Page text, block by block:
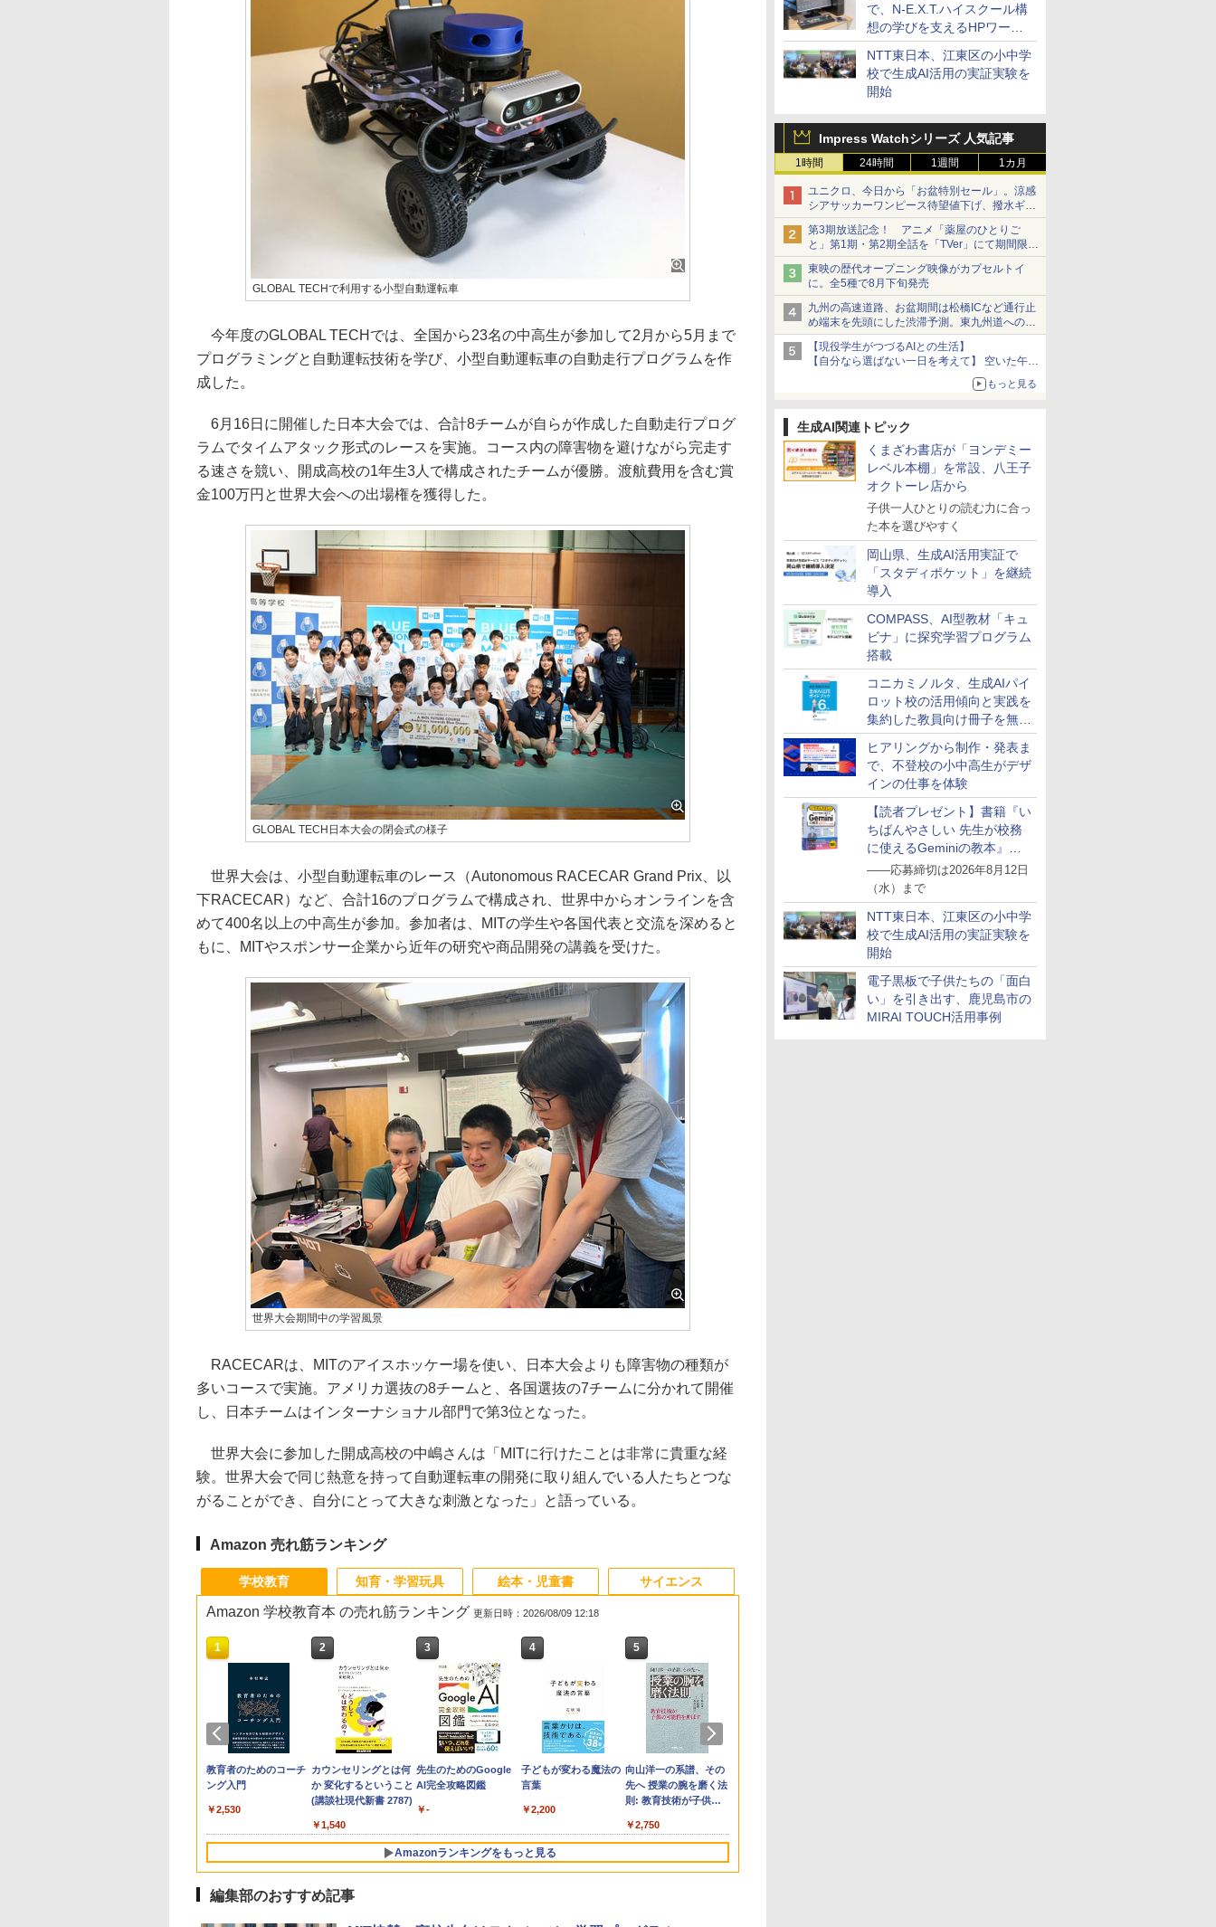
で、N-E.X.T.ハイスクール構
想の学びを支えるHPワーク
ステーション
NTT東日本、江東区の小中学
校で生成AI活用の実証実験を
開始
Impress Watchシリーズ 人気記事
1時間 24時間 1週間 1カ月
ユニクロ、今日から「お盆特別セール」。涼感
シアサッカーワンピース待望値下げ、撥水ギア
ショーツは1990円に
第3期放送記念！ アニメ「薬屋のひとりご
と」第1期・第2期全話を「TVer」にて期間限定
で順次無料配信開始
東映の歴代オープニング映像がカプセルトイ
に。全5種で8月下旬発売
九州の高速道路、お盆期間は松橋ICなど通行止
め端末を先頭にした渋滞予測。東九州道への迂
回は料金調整を実施
【現役学生がつづるAIとの生活】
【自分なら選ばない一日を考えて】 空いた午後
をチャッピーに捧げたら、思わぬ絶景に出会っ
もっと見る
生成AI関連トピック
くまざわ書店が「ヨンデミー
レベル本棚」を常設、八王子
オクトーレ店から
子供一人ひとりの読む力に合っ
た本を選びやすく
岡山県、生成AI活用実証で
「スタディポケット」を継続
導入
COMPASS、AI型教材「キュ
ビナ」に探究学習プログラム
搭載
コニカミノルタ、生成AIパイ
ロット校の活用傾向と実践を
集約した教員向け冊子を無料
公開
ヒアリングから制作・発表ま
で、不登校の小中高生がデザ
インの仕事を体験
【読者プレゼント】書籍『い
ちばんやさしい 先生が校務
に使えるGeminiの教本』を
抽選で5名様にプレゼント
――応募締切は2026年8月12日
（水）まで
NTT東日本、江東区の小中学
校で生成AI活用の実証実験を
開始
電子黒板で子供たちの「面白
い」を引き出す、鹿児島市の
MIRAI TOUCH活用事例
GLOBAL TECHで利用する小型自動運転車
今年度のGLOBAL TECHでは、全国から23名の中高生が参加して2月から5月まで
プログラミングと自動運転技術を学び、小型自動運転車の自動走行プログラムを作
成した。
6月16日に開催した日本大会では、合計8チームが自らが作成した自動走行プログ
ラムでタイムアタック形式のレースを実施。コース内の障害物を避けながら完走す
る速さを競い、開成高校の1年生3人で構成されたチームが優勝。渡航費用を含む賞
金100万円と世界大会への出場権を獲得した。
GLOBAL TECH日本大会の閉会式の様子
世界大会は、小型自動運転車のレース（Autonomous RACECAR Grand Prix、以
下RACECAR）など、合計16のプログラムで構成され、世界中からオンラインを含
めて400名以上の中高生が参加。参加者は、MITの学生や各国代表と交流を深めると
もに、MITやスポンサー企業から近年の研究や商品開発の講義を受けた。
世界大会期間中の学習風景
RACECARは、MITのアイスホッケー場を使い、日本大会よりも障害物の種類が
多いコースで実施。アメリカ選抜の8チームと、各国選抜の7チームに分かれて開催
し、日本チームはインターナショナル部門で第3位となった。
世界大会に参加した開成高校の中嶋さんは「MITに行けたことは非常に貴重な経
験。世界大会で同じ熱意を持って自動運転車の開発に取り組んでいる人たちとつな
がることができ、自分にとって大きな刺激となった」と語っている。
Amazon 売れ筋ランキング
学校教育
Amazon 学校教育本 の売れ筋ランキング 更新日時：2026/08/09 12:18
1
教育者のためのコーチ
ング入門
￥2,530
2
カウンセリングとは何
か 変化するということ
(講談社現代新書 2787)
￥1,540
3
先生のためのGoogle
AI完全攻略図鑑
￥-
4
子どもが変わる魔法の
言葉
￥2,200
5
向山洋一の系譜、その
先へ 授業の腕を磨く法
則: 教育技術が子供の
￥2,750
Amazonランキングをもっと見る
知育・学習玩具
1 2 3 5
絵本・児童書
1 2 3 5
サイエンス
1 2 3 5
編集部のおすすめ記事